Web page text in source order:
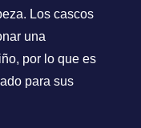
Los cascos
una
por lo que es
para sus